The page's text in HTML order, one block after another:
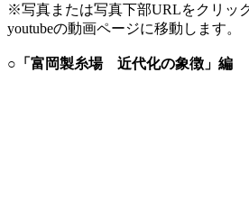
※写真または写真下部URLをクリッ
youtubeの動画ページに移動します。
○「富岡製糸場 近代化の象徴」編